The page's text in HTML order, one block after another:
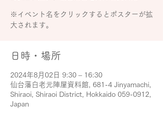
※イベント名をクリックするとポスターが拡
大されます。
日時・場所
2024年8月02日 9:30 – 16:30
仙台藩白老元陣屋資料館, 681-4 Jinyamachi,
Shiraoi, Shiraoi District, Hokkaido 059-0912,
Japan